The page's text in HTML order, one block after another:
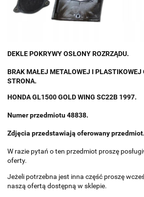
DEKLE POKRYWY OSŁONY ROZRZĄDU.
BRAK MAŁEJ METALOWEJ I PLASTIKOWEJ
STRONA.
HONDA GL1500 GOLD WING SC22B 1997.
Numer przedmiotu 48838.
Zdjęcia przedstawiają oferowany przedmiot.
W razie pytań o ten przedmiot proszę
oferty.
Jeżeli potrzebna jest inna część proszę
naszą ofertą dostępną w sklepie.